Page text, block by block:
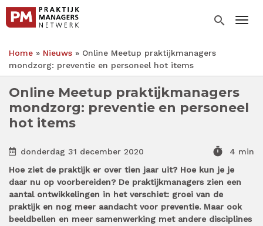
Overslaan
naar
inhoud
gaan
search
Kruimelpad
Home Nieuws
Online Meetup praktijkmanagers
mondzorg: preventie en personeel hot items
Online Meetup praktijkmanagers
mondzorg: preventie en personeel
hot items
donderdag 31 december 2020 timer
4 min
Hoe ziet de praktijk er over tien jaar uit? Hoe kun je je
daar nu op voorbereiden? De praktijkmanagers zien een
aantal ontwikkelingen in het verschiet: groei van de
praktijk en nog meer aandacht voor preventie. Maar ook
beeldbellen en meer samenwerking met andere disciplines